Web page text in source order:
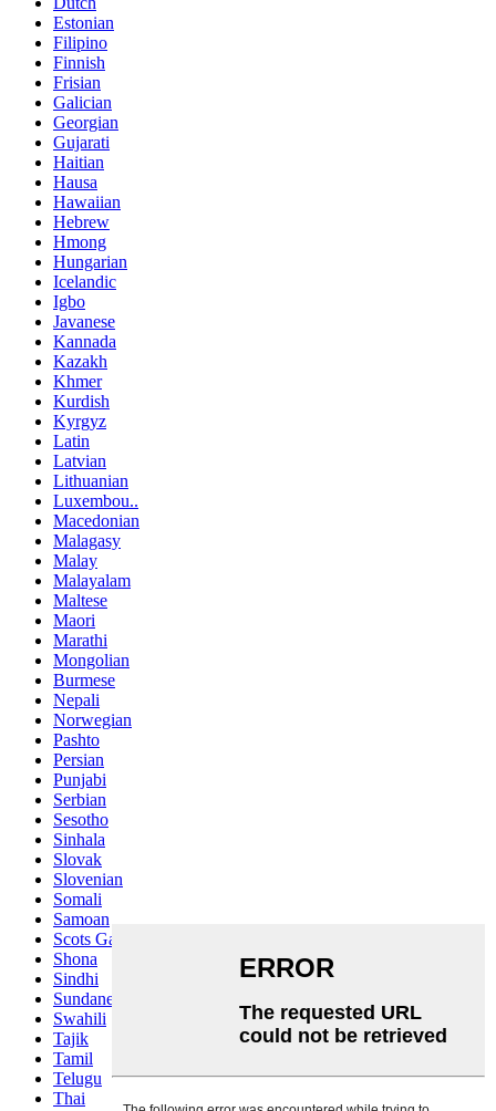
Estonian
Filipino
Finnish
Frisian
Galician
Georgian
Gujarati
Haitian
Hausa
Hawaiian
Hebrew
Hmong
Hungarian
Icelandic
Igbo
Javanese
Kannada
Kazakh
Khmer
Kurdish
Kyrgyz
Latin
Latvian
Lithuanian
Luxembou..
Macedonian
Malagasy
Malay
Malayalam
Maltese
Maori
Marathi
Mongolian
Burmese
Nepali
Norwegian
Pashto
Persian
Punjabi
Serbian
Sesotho
Sinhala
Slovak
Slovenian
Somali
Samoan
Scots Gaelic
Shona
Sindhi
Sundanese
Swahili
Tajik
Tamil
Telugu
Thai